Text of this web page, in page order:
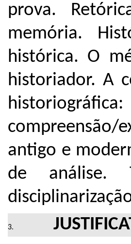
prova.
memória.
histórica. O
historiador. A
antigo e
de análise.